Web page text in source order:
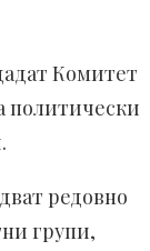
Комитет
политически
редовно
групи,